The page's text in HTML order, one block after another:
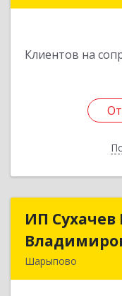
Клиентов на
ИП
Шарыпово